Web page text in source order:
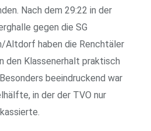
Nach dem 29:22 in der
gegen die SG
Altdorf haben die Renchtäler
den Klassenerhalt praktisch
beeindruckend war
in der der TVO nur